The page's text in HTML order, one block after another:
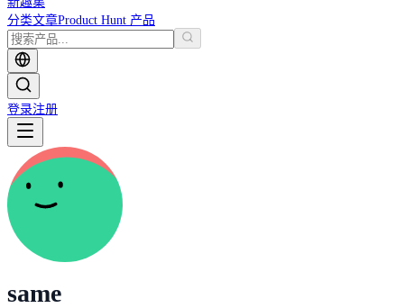
分类文章Product Hunt 产品
登录注册
same